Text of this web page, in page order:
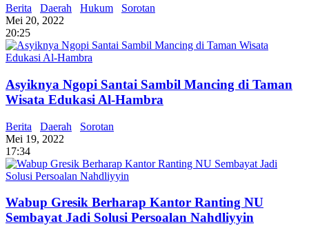
Berita Daerah Hukum
Sorotan
Mei 20, 2022
20:25
Asyiknya Ngopi Santai Sambil Mancing di Taman
Wisata Edukasi Al-Hambra
Berita Daerah
Sorotan
Mei 19, 2022
17:34
Wabup Gresik Berharap Kantor Ranting NU
Sembayat Jadi Solusi Persoalan Nahdliyyin